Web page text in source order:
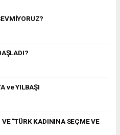
ve YILBAŞI
"TÜRK KADININA SEÇME VE